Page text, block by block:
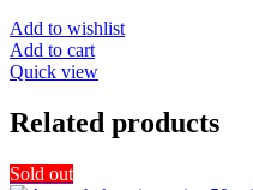
Add to wishlist
Add to cart
Quick view
Related products
Sold out